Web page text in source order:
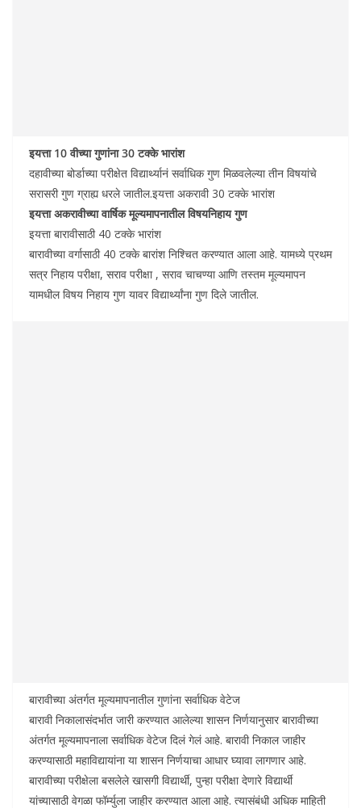
इयत्ता 10 वीच्या गुणांना 30 टक्के भारांश
दहावीच्या बोर्डाच्या परीक्षेत विद्यार्थ्यानं सर्वाधिक गुण मिळवलेल्या तीन विषयांचे
सरासरी गुण ग्राह्य धरले जातील.इयत्ता अकरावी 30 टक्के भारांश
इयत्ता अकरावीच्या वार्षिक मूल्यमापनातील विषयनिहाय गुण
इयत्ता बारावीसाठी 40 टक्के भारांश
बारावीच्या वर्गासाठी 40 टक्के बारांश निश्चित करण्यात आला आहे. यामध्ये प्रथम
सत्र निहाय परीक्षा, सराव परीक्षा , सराव चाचण्या आणि तस्तम मूल्यमापन
यामधील विषय निहाय गुण यावर विद्यार्थ्यांना गुण दिले जातील.
बारावीच्या अंतर्गत मूल्यमापनातील गुणांना सर्वाधिक वेटेज
बारावी निकालासंदर्भात जारी करण्यात आलेल्या शासन निर्णयानुसार बारावीच्या
अंतर्गत मूल्यमापनाला सर्वाधिक वेटेज दिलं गेलं आहे. बारावी निकाल जाहीर
करण्यासाठी महाविद्यायांना या शासन निर्णयाचा आधार घ्यावा लागणार आहे.
बारावीच्या परीक्षेला बसलेले खासगी विद्यार्थी, पुन्हा परीक्षा देणारे विद्यार्थी
यांच्यासाठी वेगळा फॉर्म्युला जाहीर करण्यात आला आहे. त्यासंबंधी अधिक माहिती